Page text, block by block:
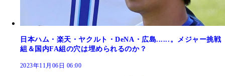
日本ハム・楽天・ヤクルト・DeNA・広島......。メジャー挑戦
組＆国内FA組の穴は埋められるのか？
2023年11月06日 06:00